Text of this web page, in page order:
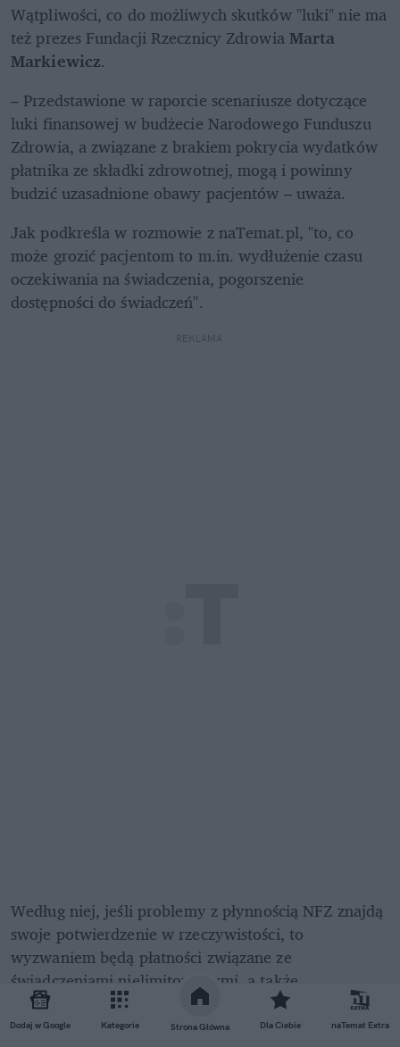
Dodaj w Google Kategorie Strona Główna Dla Ciebie naTemat Extra
Wątpliwości, co do możliwych skutków "luki" nie ma
też prezes Fundacji Rzecznicy Zdrowia Marta
Markiewicz.
– Przedstawione w raporcie scenariusze dotyczące
luki finansowej w budżecie Narodowego Funduszu
Zdrowia, a związane z brakiem pokrycia wydatków
płatnika ze składki zdrowotnej, mogą i powinny
budzić uzasadnione obawy pacjentów – uważa.
Jak podkreśla w rozmowie z naTemat.pl, "to, co
może grozić pacjentom to m.in. wydłużenie czasu
oczekiwania na świadczenia, pogorszenie
dostępności do świadczeń".
REKLAMA
Według niej, jeśli problemy z płynnością NFZ znajdą
swoje potwierdzenie w rzeczywistości, to
wyzwaniem będą płatności związane ze
świadczeniami nielimitowanymi, a także
nadwykonaniami.